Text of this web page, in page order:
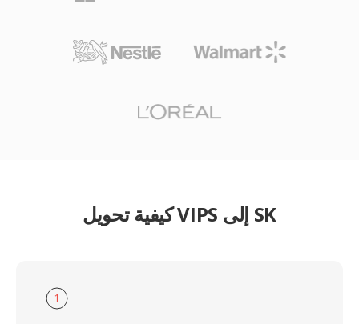
كيفية تحويل VIPS إلى SK
1